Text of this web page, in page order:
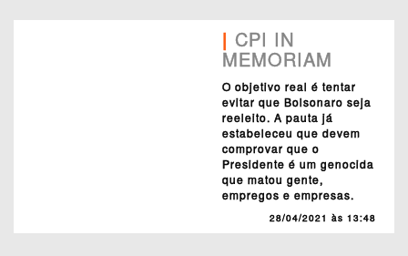
| CPI IN
MEMORIAM
O objetivo real é tentar
evitar que Bolsonaro seja
reeleito. A pauta já
estabeleceu que devem
comprovar que o
Presidente é um genocida
que matou gente,
empregos e empresas.
28/04/2021 às 13:48